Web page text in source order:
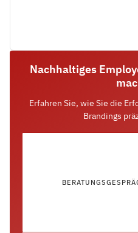
Nachhaltiges
Erfahren Sie, wie Sie die
Brandings